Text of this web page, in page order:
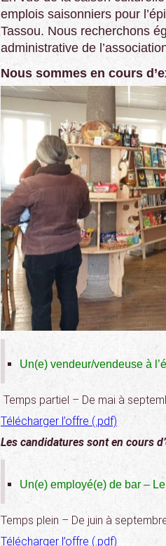
emplois saisonniers pour
Tassou. Nous recherchons
administrative de
Nous sommes en cours
Un(e) vendeur/vendeuse à
Temps partiel – De mai à
Télécharger l’offre (.pdf)
Les candidatures sont en cours
Un(e) employé(e) de bar –
Temps plein – De juin à
Télécharger l’offre (.pdf)